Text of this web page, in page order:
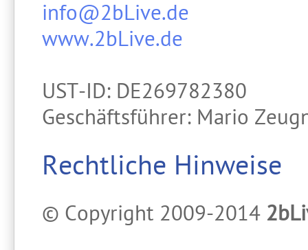
info@2bLive.de
www.2bLive.de
UST-ID: DE269782380
Geschäftsführer: Mario
Rechtliche Hinweise
© Copyright 2009-2014